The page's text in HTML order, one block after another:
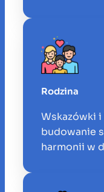
Rodzina
Wskazówki
budowanie
harmonii w